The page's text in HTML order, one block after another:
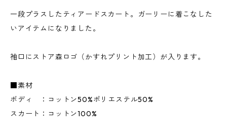
一段プラスしたティアードスカート。ガーリーに着こなした
いアイテムになりました。
袖口にストア森ロゴ（かすれプリント加工）が入ります。
■素材
ボディ ：コットン50%ポリエステル50%
スカート：コットン100%